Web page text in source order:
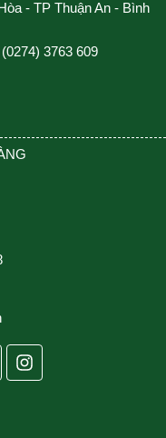
- TP Thuận An - Bình
3763 609
Instagram